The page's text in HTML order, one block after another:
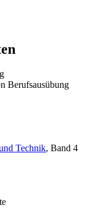
Berufsausübung
Technik, Band 4